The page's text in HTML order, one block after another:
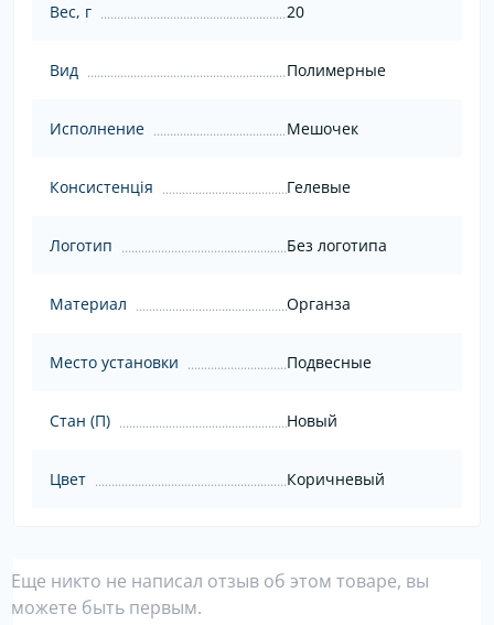
Вес, г 20
Вид Полимерные
Исполнение Мешочек
Консистенція Гелевые
Логотип Без логотипа
Материал Органза
Место установки Подвесные
Стан (П) Новый
Цвет Коричневый
Еще никто не написал отзыв об этом товаре, вы
можете быть первым.